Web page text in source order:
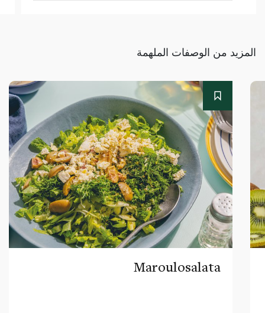
المزيد من الوصفات الملهمة
Maroulosalata